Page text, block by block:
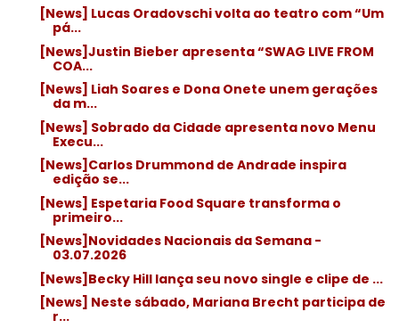
[News] Lucas Oradovschi volta ao teatro com “Um
pá...
[News]Justin Bieber apresenta “SWAG LIVE FROM
COA...
[News] Liah Soares e Dona Onete unem gerações
da m...
[News] Sobrado da Cidade apresenta novo Menu
Execu...
[News]Carlos Drummond de Andrade inspira
edição se...
[News] Espetaria Food Square transforma o
primeiro...
[News]Novidades Nacionais da Semana -
03.07.2026
[News]Becky Hill lança seu novo single e clipe de ...
[News] Neste sábado, Mariana Brecht participa de
r...